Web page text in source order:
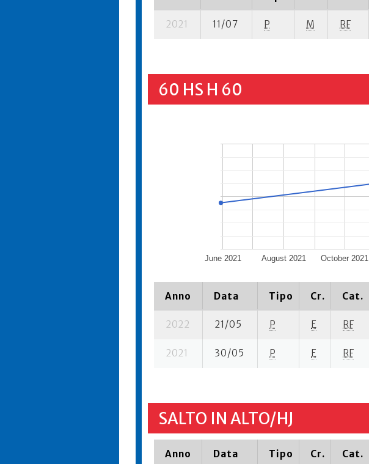
2021 11/07 P M RF
60 HS H 60
June 2021 August 2021 October 2021
Anno Data Tipo Cr. Cat.
2022 21/05 P E RF
2021 30/05 P E RF
SALTO IN ALTO/HJ
Anno Data Tipo Cr. Cat.